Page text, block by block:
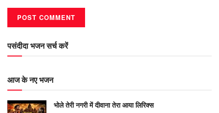
पसंदीदा भजन सर्च करें
आज के नए भजन
भोले तेरी नगरी में दीवाना तेरा आया लिरिक्स